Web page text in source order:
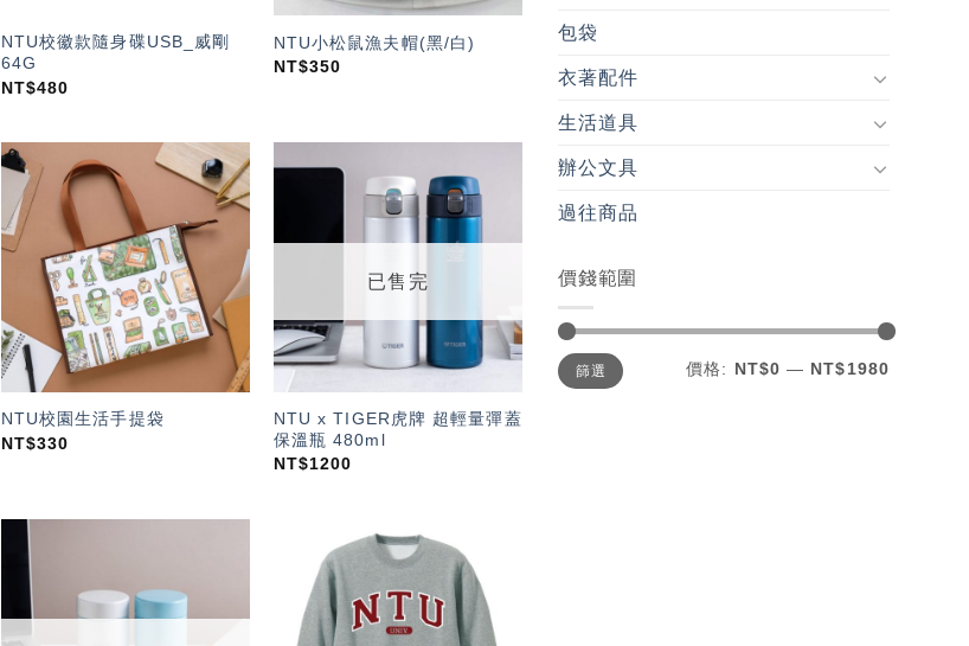
NTU校徽款隨身碟USB_威剛
64G
NT$480
NTU小松鼠漁夫帽(黑/白)
NT$350
加入
「願
望輕
NTU校園生活手提袋
NT$330
「願
望輕
已售完
NTU x TIGER虎牌 超輕量彈蓋
保溫瓶 480ml
NT$1200
望輕
加入
「願
望輕
單」
包袋
衣著配件
生活道具
辦公文具
過往商品
價錢範圍
最
低
價
最
高
價
篩選 價格: NT$0 — NT$1980